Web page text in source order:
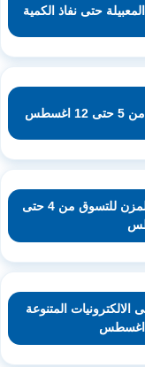
حتى نفاذ الكمية
عروض القوت هايبر ماركت والمزن للتسوق من 4 حتى
المتنوعة